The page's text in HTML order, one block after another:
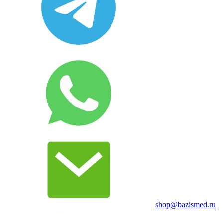
shop@bazismed.ru